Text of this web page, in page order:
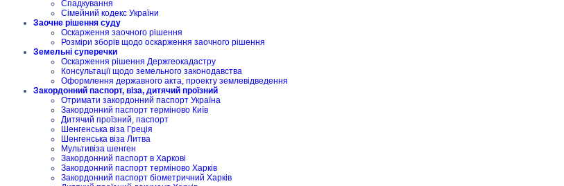
Спадкування
Сімейний кодекс України
Заочне рішення суду
Оскарження заочного рішення
Розміри зборів щодо оскарження заочного рішення
Земельні суперечки
Оскарження рішення Держгеокадастру
Консультації щодо земельного законодавства
Оформлення державного акта, проекту землевідведення
Закордонний паспорт, віза, дитячий проїзний
Отримати закордонний паспорт Україна
Закордонний паспорт терміново Київ
Дитячий проїзний, паспорт
Шенгенська віза Греція
Шенгенська віза Литва
Мультивіза шенген
Закордонний паспорт в Харкові
Закордонний паспорт терміново Харків
Закордонний паспорт біометричний Харків